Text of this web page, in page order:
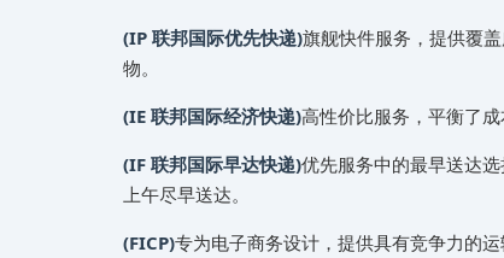
(IP 联邦国际优先快递)旗舰快件服务，提供覆
物。
(IE 联邦国际经济快递)高性价比服务，平衡了
(IF 联邦国际早达快递)优先服务中的最早送达
上午尽早送达。
(FICP)专为电子商务设计，提供具有竞争力的